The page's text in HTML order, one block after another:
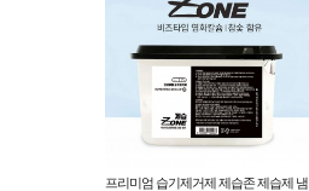
프리미엄 습기제거제 제습존 제습제 냄